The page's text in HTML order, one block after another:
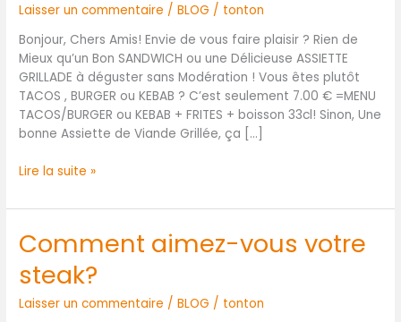
Laisser un commentaire /BLOG / tonton
Bonjour, Chers Amis! Envie de vous faire plaisir ? Rien de
Mieux qu’un Bon SANDWICH ou une Délicieuse ASSIETTE
GRILLADE à déguster sans Modération ! Vous êtes plutôt
TACOS , BURGER ou KEBAB ? C’est seulement 7.00 € =MENU
TACOS/BURGER ou KEBAB + FRITES + boisson 33cl! Sinon, Une
bonne Assiette de Viande Grillée, ça […]
une
Délicieuse
ASSIETTE
GRILLADE?
Lire la suite »
Comment aimez-vous votre
steak?
Laisser un commentaire /BLOG / tonton
Comment
aimez-
vous
steak?